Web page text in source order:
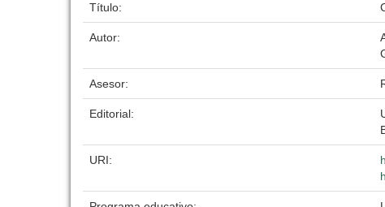
Título:
Autor:
Asesor:
Editorial:
URI: